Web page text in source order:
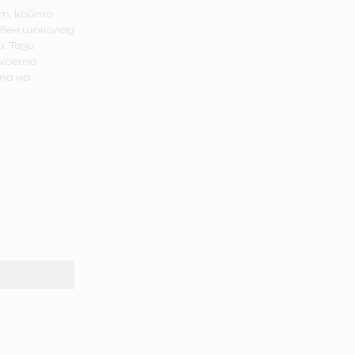
който
шоколад
Тази
на